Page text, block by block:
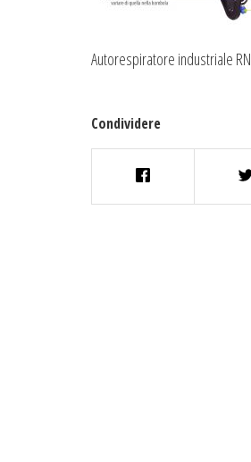
Autorespiratore industriale RN
Condividere